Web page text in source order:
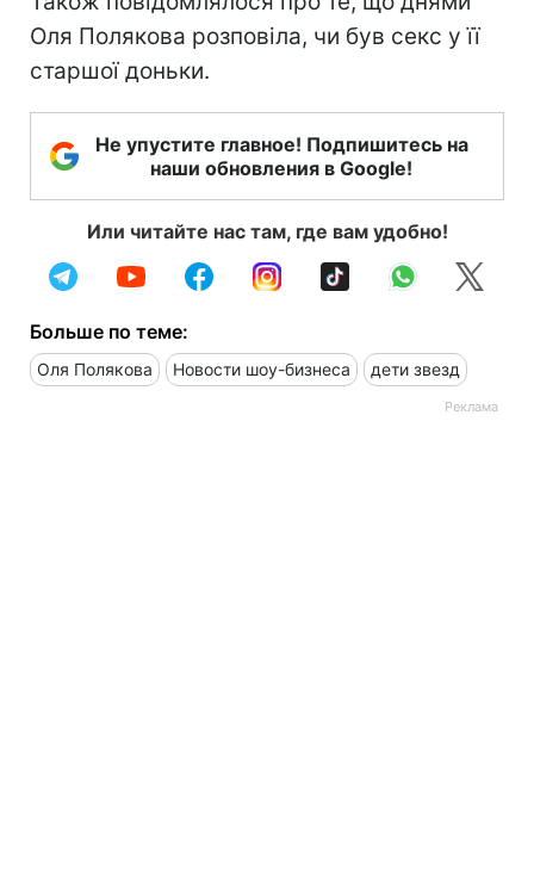
Оля Полякова розповіла, чи був секс у її
старшої доньки.
Не упустите главное! Подпишитесь на
наши обновления в Google!
Или читайте нас там, где вам удобно!
Больше по теме:
Оля Полякова Новости шоу-бизнеса дети звезд